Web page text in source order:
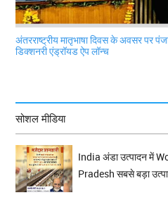
अंतरराष्ट्रीय मातृभाषा दिवस के अवसर पर
डिक्शनरी एंड्रॉयड ऐप लॉन्च
सोशल मीडिया
India अंडा उत्पादन में
Pradesh सबसे बड़ा